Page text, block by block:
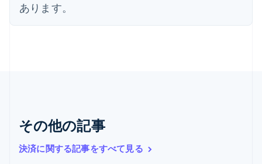
あります。
その他の記事
決済に関する記事をすべて見る
オランダ
NederlandsEnglish
EnglishItaliano
ジブラルタル
English
シンガポール